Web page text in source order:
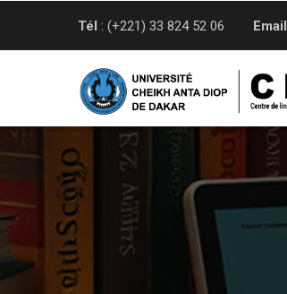
Tél : (+221) 33 824 52 06 Email